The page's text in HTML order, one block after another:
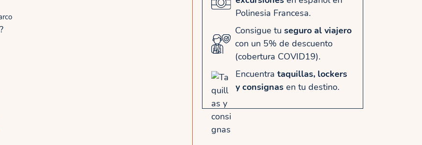
Polinesia Francesa.
Consigue tu seguro al viajero
con un 5% de descuento
(cobertura COVID19).
Encuentrataquillas, lockers
y consignas en tu destino.